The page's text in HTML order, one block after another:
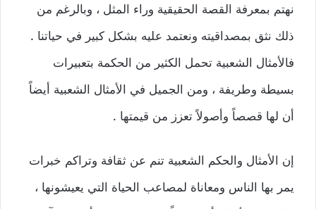
نهتم بمعرفة القصة الحقيقية وراء المثل ، وبالرغم من
ذلك نثق بمصداقيته ونعتمد عليه بشكل كبير في حياتنا .
فالأمثال الشعبية تحمل الكثير من الحكمة بتعبيرات
بسيطة وطريفة ، ومن الجميل في الأمثال الشعبية أيضاً
أن لها قصصاً وأصولاً تعزز من قيمتها .
إن الأمثال والحكم الشعبية تنم عن ثقافة وتراكم خبرات
يمر بها الناس ومعاناة لمصاعب الحياة التي يعيشونها ،